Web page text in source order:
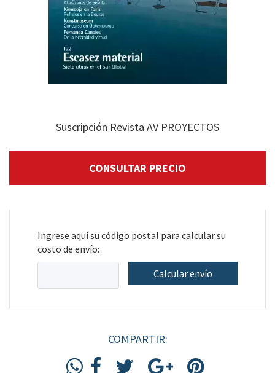
Suscripción Revista AV PROYECTOS
Ingrese aquí su código postal para calcular su
costo de envío:
Calcular envío
COMPARTIR: